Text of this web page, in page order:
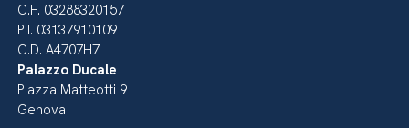
C.F. 03288320157
P.I. 03137910109
C.D. A4707H7
Palazzo Ducale
Piazza Matteotti 9
Genova